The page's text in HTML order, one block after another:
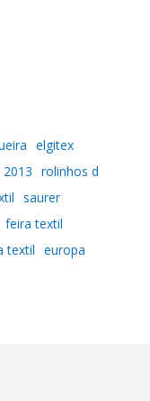
elgitex
2013 rolinhos d
saurer
feira textil
textil europa